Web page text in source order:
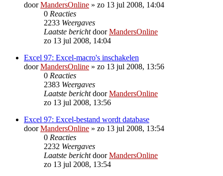
doorMandersOnline » zo 13 jul 2008, 14:04
0 Reacties
2233 Weergaves
Laatste berichtdoorMandersOnline
zo 13 jul 2008, 14:04
Excel 97: Excel-macro's inschakelen
doorMandersOnline » zo 13 jul 2008, 13:56
0 Reacties
2383 Weergaves
Laatste berichtdoorMandersOnline
zo 13 jul 2008, 13:56
Excel 97: Excel-bestand wordt database
doorMandersOnline » zo 13 jul 2008, 13:54
0 Reacties
2232 Weergaves
Laatste berichtdoorMandersOnline
zo 13 jul 2008, 13:54